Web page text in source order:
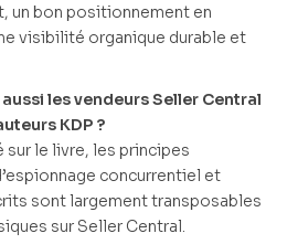
un bon positionnement en
visibilité organique durable et
les vendeurs Seller Central
KDP ?
sur le livre, les principes
concurrentiel et
sont largement transposables
sur Seller Central.